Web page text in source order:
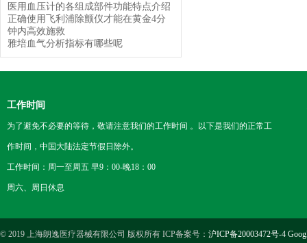
医用血压计的各组成部件功能特点介绍
正确使用飞利浦除颤仪才能在黄金4分
钟内高效施救
雅培血气分析指标有哪些呢
工作时间
为了避免不必要的等待，敬请注意我们的工作时间 。以下是我们的正常工
作时间，中国大陆法定节假日除外。
工作时间：周一至周五 早9：00-晚18：00
周六、周日休息
© 2019 上海朗逸医疗器械有限公司 版权所有 ICP备案号： 沪ICP备20003472号-4